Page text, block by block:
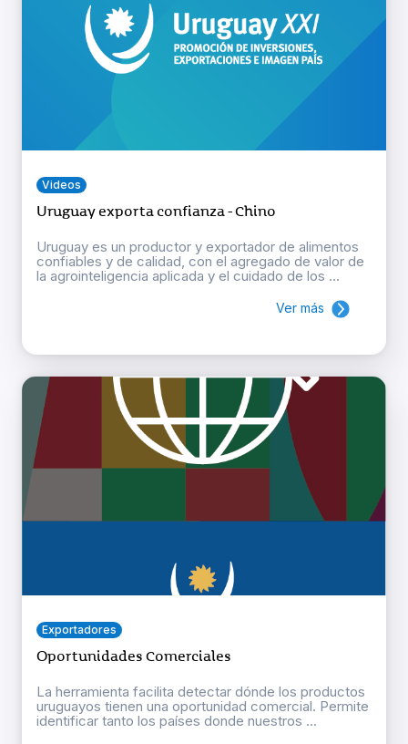
Videos
Uruguay exporta confianza - Chino
Uruguay es un productor y exportador de alimentos
confiables y de calidad, con el agregado de valor de
la agrointeligencia aplicada y el cuidado de los ...
Ver más
Exportadores
Oportunidades Comerciales
La herramienta facilita detectar dónde los productos
uruguayos tienen una oportunidad comercial. Permite
identificar tanto los países donde nuestros ...